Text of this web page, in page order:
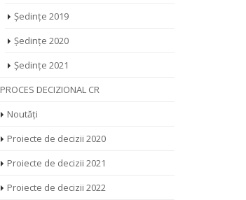
Ședințe 2019
Ședințe 2020
Ședințe 2021
PROCES DECIZIONAL CR
Noutăți
Proiecte de decizii 2020
Proiecte de decizii 2021
Proiecte de decizii 2022